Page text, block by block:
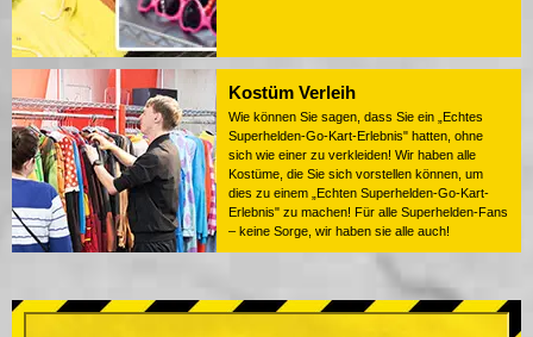
Kostüm Verleih
Wie können Sie sagen, dass Sie ein „Echtes
Superhelden-Go-Kart-Erlebnis" hatten, ohne
sich wie einer zu verkleiden! Wir haben alle
Kostüme, die Sie sich vorstellen können, um
dies zu einem „Echten Superhelden-Go-Kart-
Erlebnis" zu machen! Für alle Superhelden-Fans
– keine Sorge, wir haben sie alle auch!